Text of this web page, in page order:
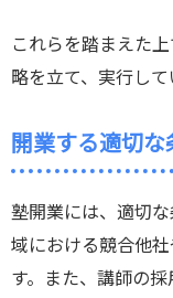
これらを踏まえた
略を立て、実行して
開業する適切な
塾開業には、適切
域における競合他
す。また、講師の